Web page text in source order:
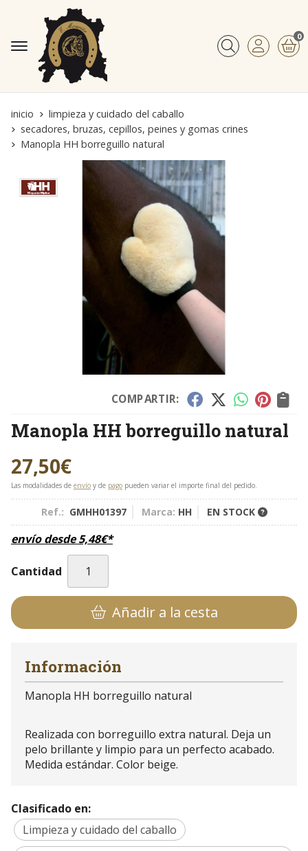
Buscar
0
inicio
limpieza y cuidado del caballo
secadores, bruzas, cepillos, peines y gomas crines
Manopla HH borreguillo natural
COMPARTIR:
Manopla HH borreguillo natural
27,50€
Las modalidades de envío y de pago pueden variar el importe final del pedido.
Ref.: GMHH01397 Marca: HH EN STOCK
envío desde5,48€*
Cantidad
Añadir a la cesta
Información
Manopla HH borreguillo natural
Realizada con borreguillo extra natural. Deja un
pelo brillante y limpio para un perfecto acabado.
Medida estándar. Color beige.
Clasificado en:
Limpieza y cuidado del caballo